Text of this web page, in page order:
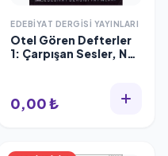
EDEBIYAT DERGISI YAYINLARI
Otel Gören Defterler
1: Çarpışan Sesler, Nuri
0,00 ₺